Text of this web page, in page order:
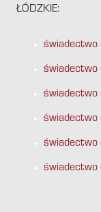
ŁÓDZKIE:
świadectwo
świadectwo
świadectwo
świadectwo
świadectwo
świadectwo